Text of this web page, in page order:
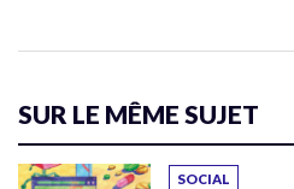
SUR LE MÊME SUJET
SOCIAL